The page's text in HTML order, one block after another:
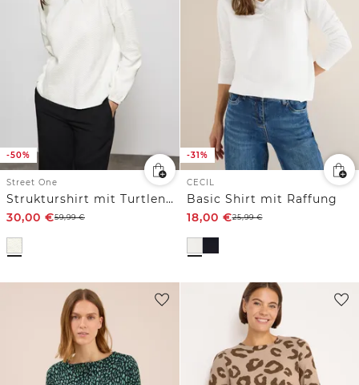
-50%
Street One
Strukturshirt mit Turtleneck
30,00 €59,99€
-31%
CECIL
Basic Shirt mit Raffung
18,00 €25,99€